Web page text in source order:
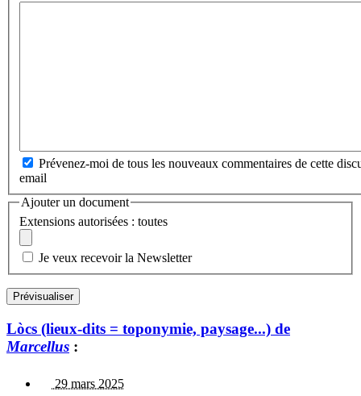
Prévenez-moi de tous les nouveaux commentaires de cette
email
Ajouter un document
Extensions autorisées : toutes
Je veux recevoir la Newsletter
Lòcs (lieux-dits = toponymie, paysage...) de
Marcellus :
29 mars 2025